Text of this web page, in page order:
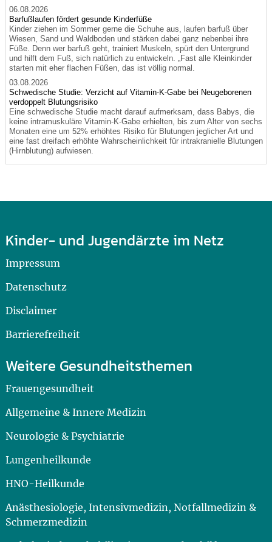
06.08.2026
Barfußlaufen fördert gesunde Kinderfüße
Kinder ziehen im Sommer gerne die Schuhe aus, laufen barfuß über
Wiesen, Sand und Waldboden und stärken dabei ganz nebenbei ihre
Füße. Denn wer barfuß geht, trainiert Muskeln, spürt den Untergrund
und hilft dem Fuß, sich natürlich zu entwickeln. „Fast alle Kleinkinder
starten mit eher flachen Füßen, das ist völlig normal.
03.08.2026
Schwedische Studie: Verzicht auf Vitamin-K-Gabe bei Neugeborenen
verdoppelt Blutungsrisiko
Eine schwedische Studie macht darauf aufmerksam, dass Babys, die
keine intramuskuläre Vitamin-K-Gabe erhielten, bis zum Alter von sechs
Monaten eine um 52% erhöhtes Risiko für Blutungen jeglicher Art und
eine fast dreifach erhöhte Wahrscheinlichkeit für intrakranielle Blutungen
(Hirnblutung) aufwiesen.
Kinder- und Jugendärzte im Netz
Impressum
Datenschutz
Disclaimer
Barrierefreiheit
Weitere Gesundheitsthemen
Frauengesundheit
Allgemeine & Innere Medizin
Neurologie & Psychiatrie
Lungenheilkunde
HNO-Heilkunde
Anästhesiologie, Intensivmedizin, Notfallmedizin &
Schmerzmedizin